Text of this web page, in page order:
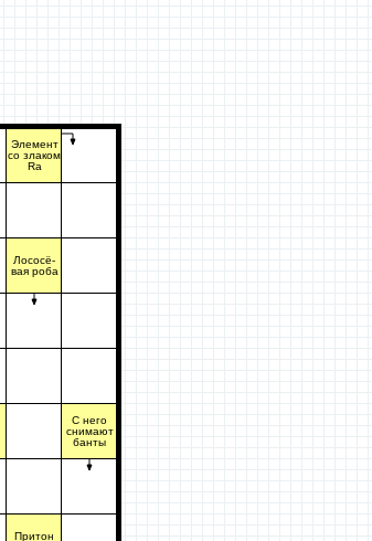
Элемент
со злаком
Ra
Лососё-
вая роба
Притон
С него
снимают
банты